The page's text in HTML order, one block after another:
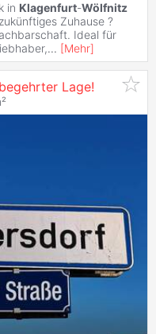
in Klagenfurt-Wölfnitz
Zuhause ?
Ideal für
... [Mehr]
Lage!